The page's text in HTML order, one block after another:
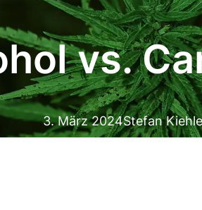
vs.
3. März 2024Stefan